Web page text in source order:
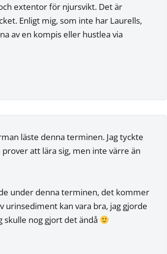
extentor för njursvikt. Det är
Enligt mig, som inte har Laurells,
av en kompis eller hustlea via
läste denna terminen. Jag tyckte
att lära sig, men inte värre än
under denna terminen, det kommer
kan vara bra, jag gjorde
skulle nog gjort det ändå